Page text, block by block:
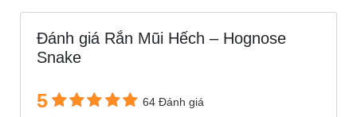
Đánh giá Rắn Mũi Hếch – Hognose
Snake
5 64 Đánh giá